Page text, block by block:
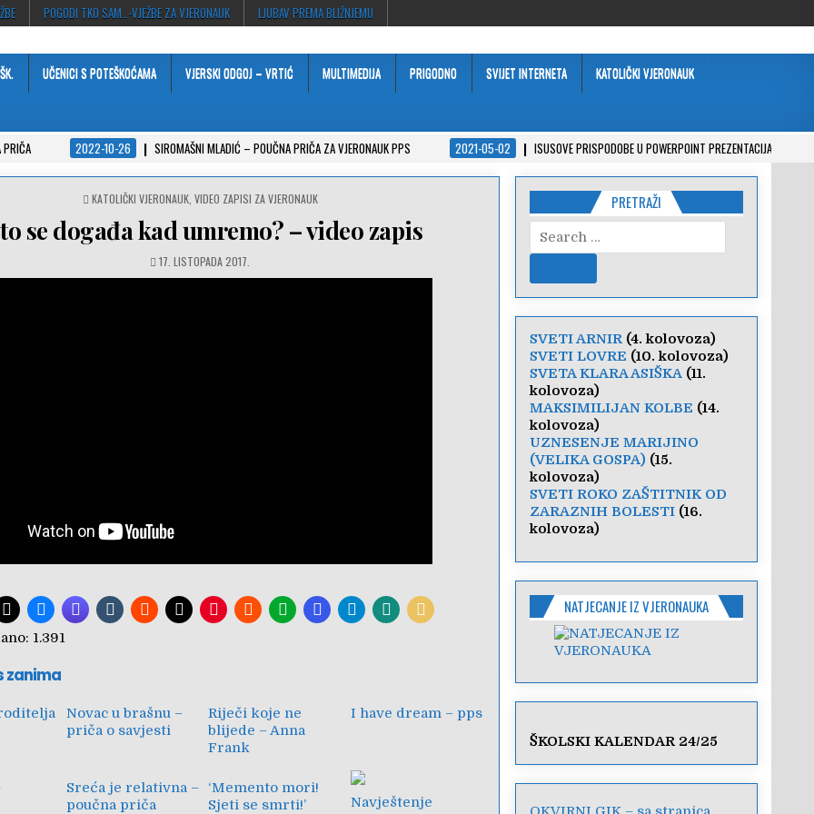
POGODI TKO SAM…-VJEŽBE ZA VJERONAUK LJUBAV PREMA BLIŽNJEMU
UČENICI S POTEŠKOĆAMA VJERSKI ODGOJ – VRTIĆ MULTIMEDIJA PRIGODNO SVIJET INTERNETA KATOLIČKI VJERONAUK
2022-10-26 SIROMAŠNI MLADIĆ – POUČNA PRIČA ZA VJERONAUK PPS 2021-05-02 ISUSOVE PRISPODOBE U POWERPOINT PREZENTACIJAMA
POSTED
KATOLIČKI VJERONAUK, VIDEO ZAPISI ZA VJERONAUK
se događa kad umremo? – video zapis
17. LISTOPADA 2017.
1.391
zanima
Novac u brašnu –
priča o savjesti
Riječi koje ne
blijede – Anna
Frank
I have dream – pps
Sreća je relativna –
poučna priča
‘Memento mori!
Sjeti se smrti!’
Navještenje
PRETRAŽI
Search
for:
SVETI ARNIR(4. kolovoza)
SVETI LOVRE (10. kolovoza)
SVETA KLARA ASIŠKA(11.
kolovoza)
MAKSIMILIJAN KOLBE (14.
kolovoza)
UZNESENJE MARIJINO
(VELIKA GOSPA) (15.
kolovoza)
SVETI ROKO ZAŠTITNIK OD
ZARAZNIH BOLESTI(16.
kolovoza)
NATJECANJE IZ VJERONAUKA
ŠKOLSKI KALENDAR 24/25